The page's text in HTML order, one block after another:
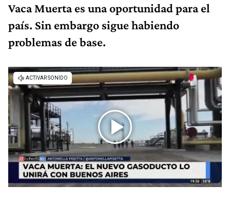
Vaca Muerta es una oportunidad para el
país. Sin embargo sigue habiendo
problemas de base.